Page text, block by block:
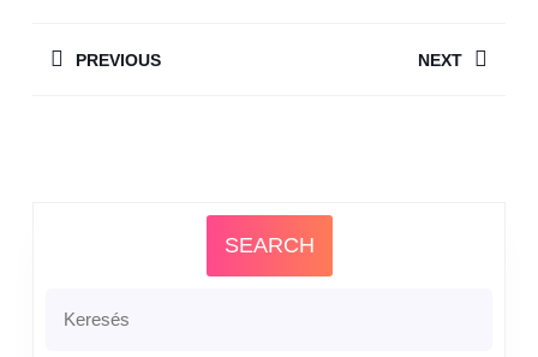
PREVIOUS NEXT
SEARCH